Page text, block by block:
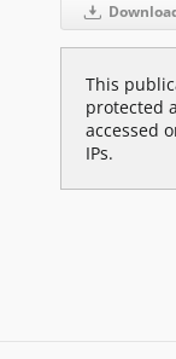
This
protected
accessed
IPs.